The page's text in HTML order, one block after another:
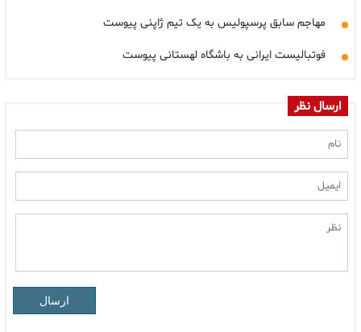
مهاجم سابق پرسپولیس به یک تیم ژاپنی پیوست
فوتبالیست ایرانی به باشگاه لهستانی پیوست
ارسال نظر
ارسال